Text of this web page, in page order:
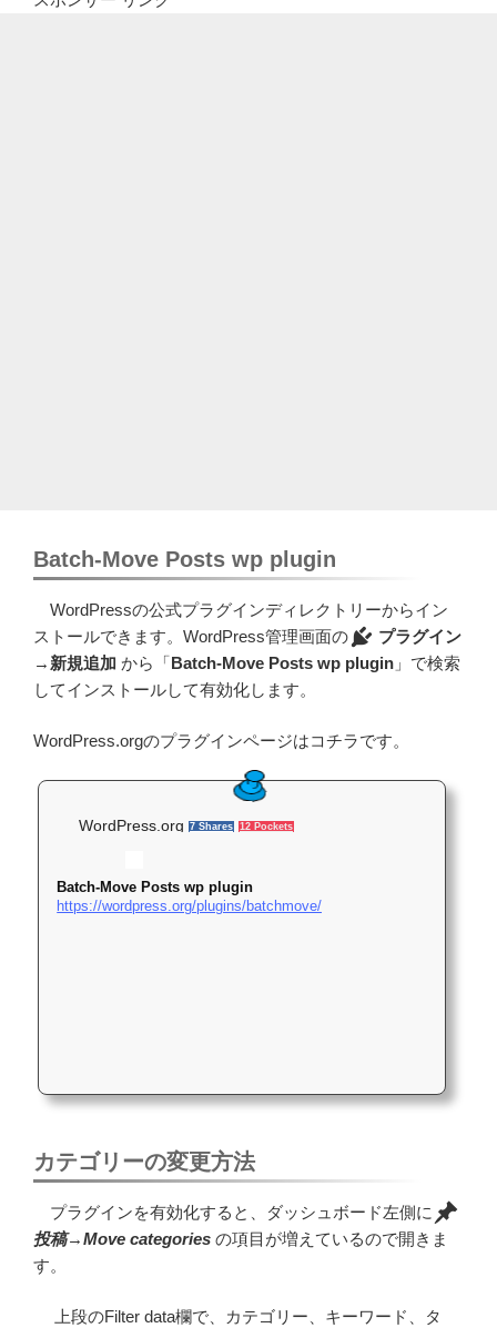
Batch-Move Posts wp plugin
WordPressの公式プラグインディレクトリーからイン
ストールできます。WordPress管理画面の
プラグイン
→ 新規追加 から「Batch-Move Posts wp plugin 」で検索
してインストールして有効化します。
WordPress.orgのプラグインページはコチラです。
WordPress.org 7 Shares 12 Pockets
Batch-Move Posts wp plugin
https://wordpress.org/plugins/batchmove/
カテゴリーの変更方法
プラグインを有効化すると、ダッシュボード左側に
投稿→Move categories の項目が増えているので開きま
す。
上段のFilter data欄で、カテゴリー、キーワード、タ